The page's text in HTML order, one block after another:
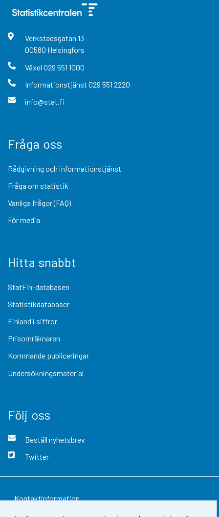
Verkstadsgatan 13
00580 Helsingfors
Växel 029 551 1000
Informationstjänst 029 551 2220
info@stat.fi
Fråga oss
Rådgivning och informationstjänst
Fråga om statistik
Vanliga frågor (FAQ)
För media
Hitta snabbt
StatFin-databasen
Statistikdatabaser
Finland i siffror
Prisomräknaren
Kommande publiceringar
Undersökningsmaterial
Följ oss
Beställ nyhetsbrev
Twitter
Kontaktinformation